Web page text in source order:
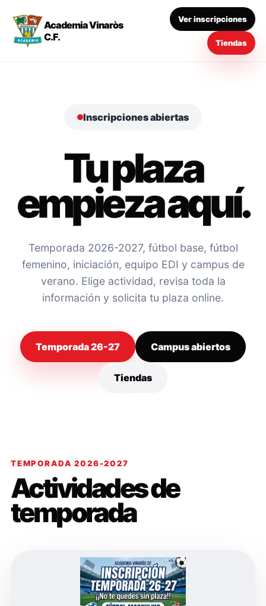
Academia Vinaròs
C.F.
Ver inscripciones
Tiendas
Inscripciones abiertas
Tu plaza
empieza aquí.
Temporada 2026-2027, fútbol base, fútbol
femenino, iniciación, equipo EDI y campus de
verano. Elige actividad, revisa toda la
información y solicita tu plaza online.
Temporada 26-27 Campus abiertos
Tiendas
TEMPORADA 2026-2027
Actividades de
temporada